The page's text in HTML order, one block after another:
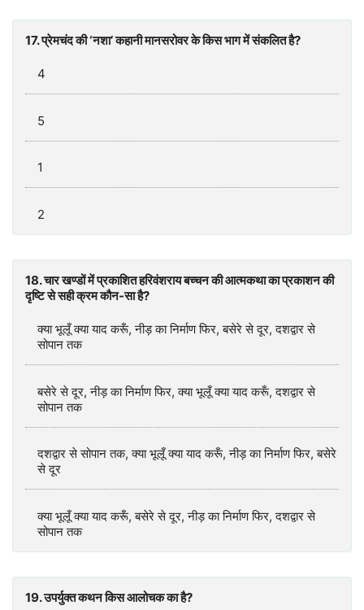
17. प्रेमचंद की ‘नशा’ कहानी मानसरोवर के किस भाग में संकलित है?
4
5
1
2
18. चार खण्डों में प्रकाशित हरिवंशराय बच्चन की आत्मकथा का प्रकाशन की
दृष्टि से सही क्रम कौन-सा है?
क्‍या भूलूँ क्या याद करूँ, नीड़ का निर्माण फिर, बसेरे से दूर, दशद्वार से
सोपान तक
बसेरे से दूर, नीड़ का निर्माण फिर, क्‍या भूलूँ क्या याद करूँ, दशद्वार से
सोपान तक
दशद्वार से सोपान तक, क्‍या भूलूँ क्या याद करूँ, नीड़ का निर्माण फिर, बसेरे
से दूर
क्‍या भूलूँ क्या याद करूँ, बसेरे से दूर, नीड़ का निर्माण फिर, दशद्वार से
सोपान तक
19. उपर्युक्त कथन किस आलोचक का है?